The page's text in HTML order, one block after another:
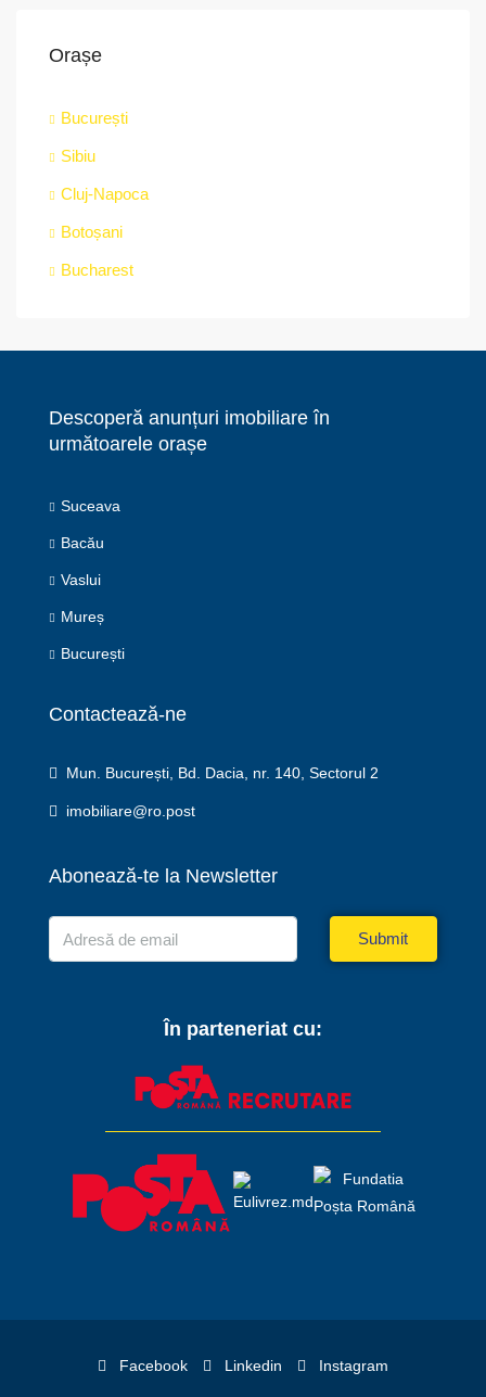
Orașe
București
Sibiu
Cluj-Napoca
Botoșani
Bucharest
Descoperă anunțuri imobiliare în
următoarele orașe
Suceava
Bacău
Vaslui
Mureș
București
Contactează-ne
Mun. București, Bd. Dacia, nr. 140, Sectorul 2
imobiliare@ro.post
Abonează-te la Newsletter
Submit
În parteneriat cu:
Facebook Linkedin Instagram